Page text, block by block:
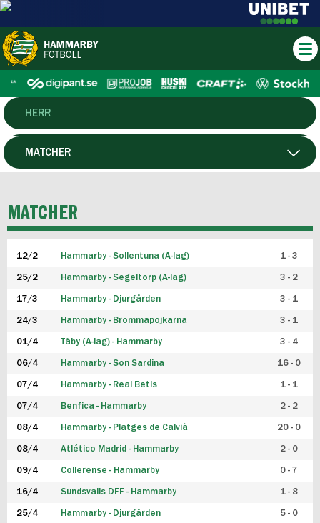
HERR
DAM
P19
F19
FUTSAL HERR
FUTSAL DAM
MATCHER
MATCHER
12/2 Hammarby - Sollentuna (A-lag) 1 - 3
25/2 Hammarby - Segeltorp (A-lag) 3 - 2
17/3 Hammarby - Djurgården 3 - 1
24/3 Hammarby - Brommapojkarna 3 - 1
01/4 Täby (A-lag) - Hammarby 3 - 4
06/4 Hammarby - Son Sardina 16 - 0
07/4 Hammarby - Real Betis 1 - 1
07/4 Benfica - Hammarby 2 - 2
08/4 Hammarby - Platges de Calvià 20 - 0
08/4 Atlético Madrid - Hammarby 2 - 0
09/4 Collerense - Hammarby 0 - 7
16/4 Sundsvalls DFF - Hammarby 1 - 8
25/4 Hammarby - Djurgården 5 - 0